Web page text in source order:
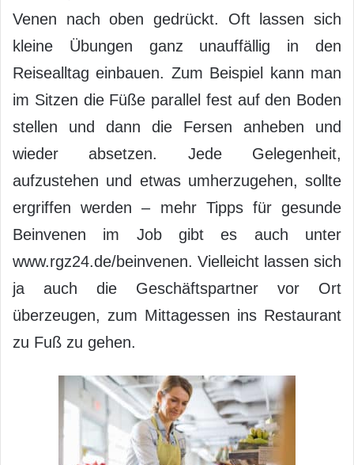
Venen nach oben gedrückt. Oft lassen sich
kleine Übungen ganz unauffällig in den
Reisealltag einbauen. Zum Beispiel kann man
im Sitzen die Füße parallel fest auf den Boden
stellen und dann die Fersen anheben und
wieder absetzen. Jede Gelegenheit,
aufzustehen und etwas umherzugehen, sollte
ergriffen werden – mehr Tipps für gesunde
Beinvenen im Job gibt es auch unter
www.rgz24.de/beinvenen. Vielleicht lassen sich
ja auch die Geschäftspartner vor Ort
überzeugen, zum Mittagessen ins Restaurant
zu Fuß zu gehen.